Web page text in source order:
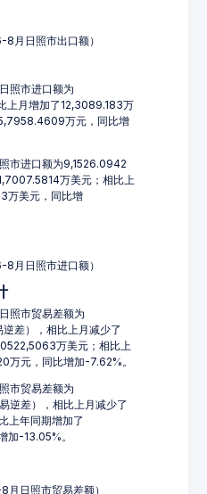
8月日照市出口额）
照市进口额为
月增加了12,3089.183万
万元，同比增
市进口额为9,1526.0942
万美元；相比上
万美元，同比增
8月日照市进口额）
照市贸易差额为
差），相比上月减少了
万美元；相比上
万元，同比增加-7.62%。
市贸易差额为
逆差），相比上月减少了
上年同期增加了
加-13.05%。
月日照市贸易差额）